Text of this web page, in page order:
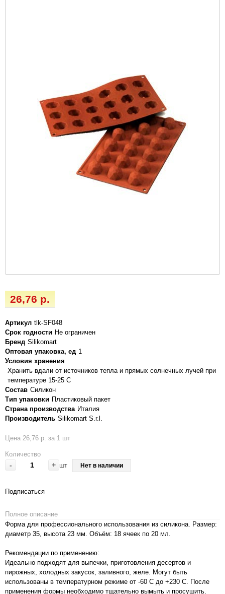
26,76 р.
Артикул tlk-SF048
Срок годности Не ограничен
Бренд Silikomart
Оптовая упаковка, ед 1
Условия хранения
Хранить вдали от источников тепла и прямых солнечных лучей при
температуре 15-25 С
Состав Силикон
Тип упаковки Пластиковый пакет
Страна производства Италия
Производитель Silikomart S.r.l.
Цена 26,76 р. за 1 шт
Количество
- + шт Нет в наличии
Подписаться
Полное описание
Форма для профессионального использования из силикона. Размер:
диаметр 35, высота 23 мм. Объём: 18 ячеек по 20 мл.
Рекомендации по применению:
Идеально подходят для выпечки, приготовления десертов и
пирожных, холодных закусок, заливного, желе. Могут быть
использованы в температурном режиме от -60 С до +230 С. После
применения формы необходимо тщательно вымыть и просушить.